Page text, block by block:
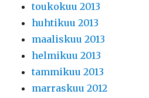
toukokuu 2013
huhtikuu 2013
maaliskuu 2013
helmikuu 2013
tammikuu 2013
marraskuu 2012